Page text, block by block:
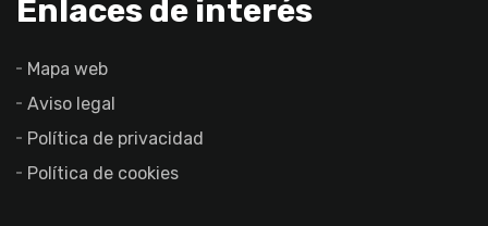
Enlaces de interés
Mapa web
Aviso legal
Política de privacidad
Política de cookies